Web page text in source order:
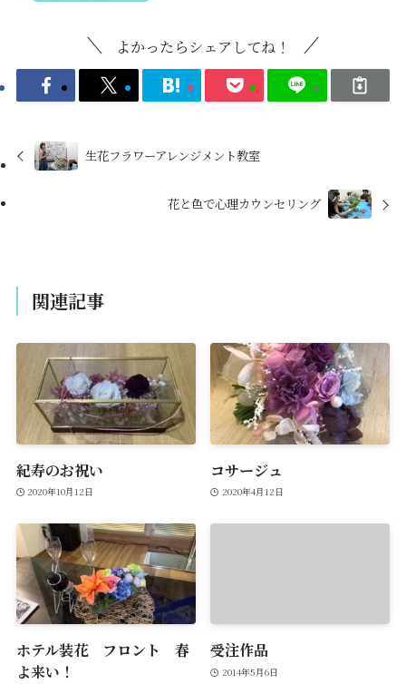
よかったらシェアしてね！
生花フラワーアレンジメント教室
花と色で心理カウンセリング
関連記事
紀寿のお祝い
2020年10月12日
コサージュ
2020年4月12日
ホテル装花 フロント 春
よ来い！
受注作品
2014年5月6日